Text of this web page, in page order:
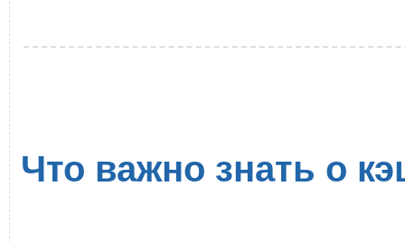
Что важно знать о